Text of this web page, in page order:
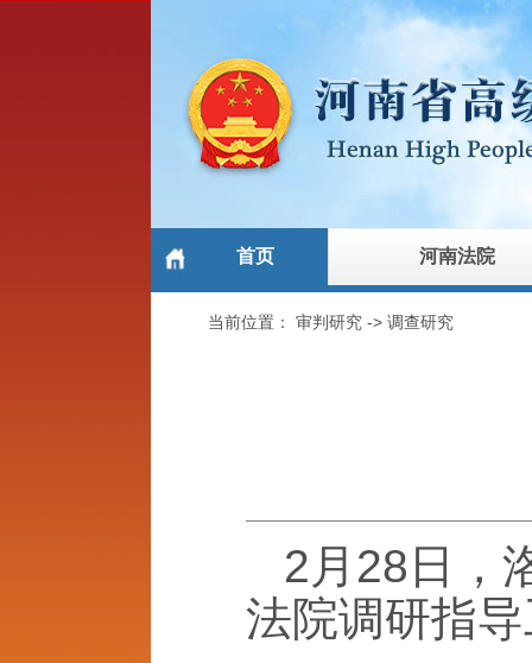
首页 河南法院
当前位置：审判研究 ->调查研究
2月28日，
法院调研指